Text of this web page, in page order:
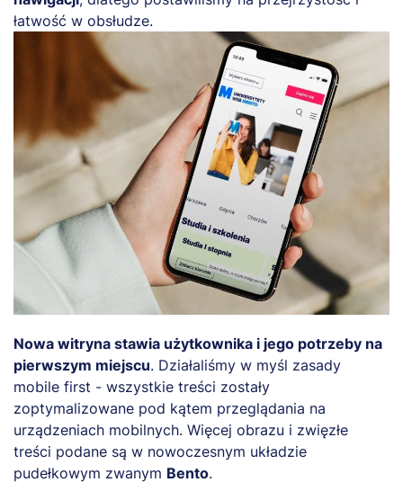
łatwość w obsłudze.
Nowa witryna stawia użytkownika i jego potrzeby na
pierwszym miejscu. Działaliśmy w myśl zasady
mobile first - wszystkie treści zostały
zoptymalizowane pod kątem przeglądania na
urządzeniach mobilnych. Więcej obrazu i zwięzłe
treści podane są w nowoczesnym układzie
pudełkowym zwanym Bento.